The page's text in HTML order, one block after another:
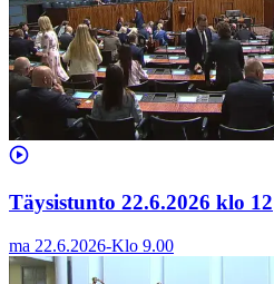
Täysistunto 22.6.2026 klo 12
ma 22.6.2026-Klo 9.00